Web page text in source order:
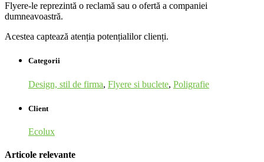
Flyere-le reprezintă o reclamă sau o ofertă a companiei
dumneavoastră.
Acestea captează atenția potențialilor clienți.
Categorii
Design, stil de firma, Flyere si buclete, Poligrafie
Client
Ecolux
Articole relevante